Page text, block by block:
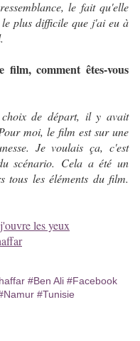
le fait qu'elle
plus difficile que j'ai eu à
film, comment êtes-vous
de départ, il y avait
moi, le film est sur une
Je voulais ça, c'est
scénario. Cela a été un
tous les éléments du film.
les yeux
#Ben Ali #Facebook
#Tunisie